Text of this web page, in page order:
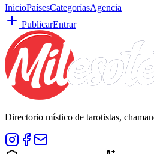
InicioPaísesCategoríasAgencia
PublicarEntrar
Directorio místico de tarotistas,